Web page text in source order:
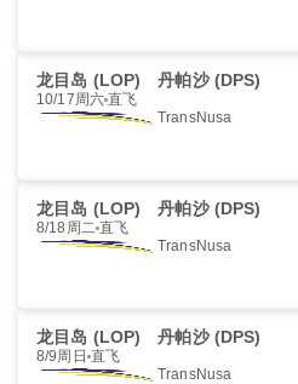
龙目岛 (LOP) 丹帕沙 (DPS)
10/17周六 直飞
TransNusa
龙目岛 (LOP) 丹帕沙 (DPS)
8/18周二 直飞
TransNusa
龙目岛 (LOP) 丹帕沙 (DPS)
8/9周日 直飞
TransNusa